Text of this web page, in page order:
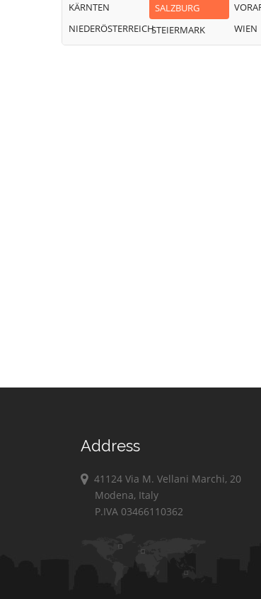
KÄRNTEN
NIEDERÖSTERREICH
SALZBURG
STEIERMARK
WIEN
Address
41124 Via M. Vellani Marchi, 20
Modena, Italy
P.IVA 03466110362